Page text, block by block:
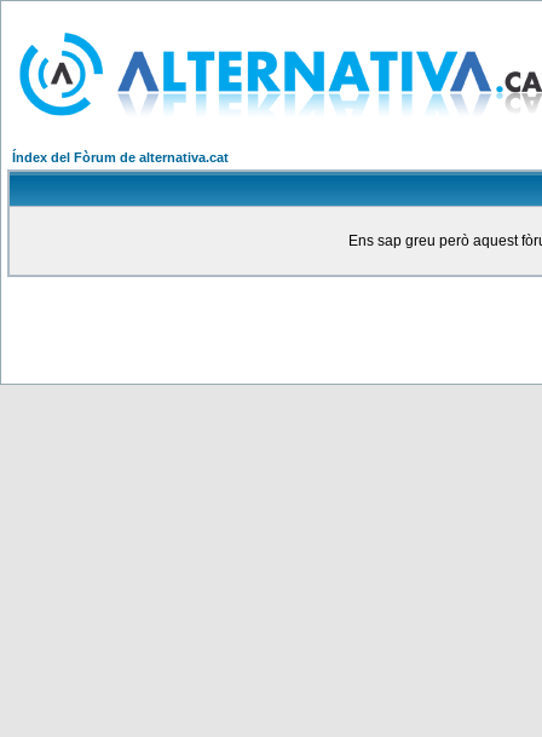
Índex del Fòrum de alternativa.cat
Ens sap greu però aquest